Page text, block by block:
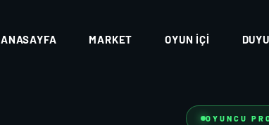
ANASAYFA MARKET OYUN İÇI
OYUNCU